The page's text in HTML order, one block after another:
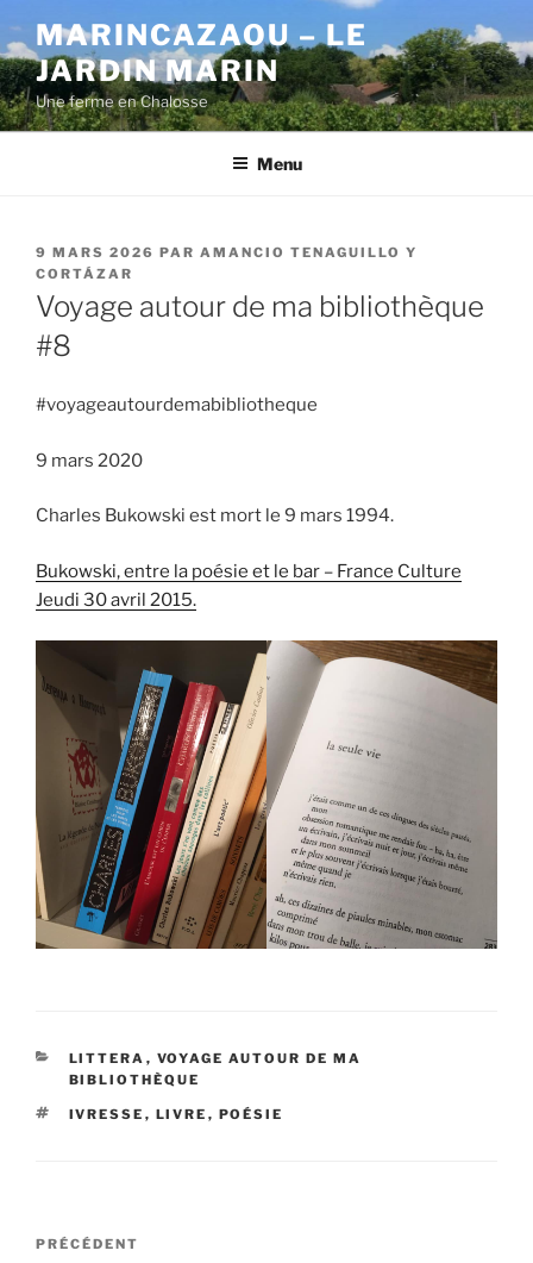
au
contenu
principal
MARINCAZAOU – LE
JARDIN MARIN
Une ferme en Chalosse
Menu
PUBLIÉ
LE
9 MARS 2026 PAR AMANCIO TENAGUILLO Y
CORTÁZAR
Voyage autour de ma bibliothèque
#8
#voyageautourdemabibliotheque
9 mars 2020
Charles Bukowski est mort le 9 mars 1994.
Bukowski, entre la poésie et le bar – France Culture
Jeudi 30 avril 2015.
CATÉGORIES
LITTERA , VOYAGE AUTOUR DE MA
BIBLIOTHÈQUE
ÉTIQUETTES
IVRESSE , LIVRE , POÉSIE
Navigation
Article
PRÉCÉDENT